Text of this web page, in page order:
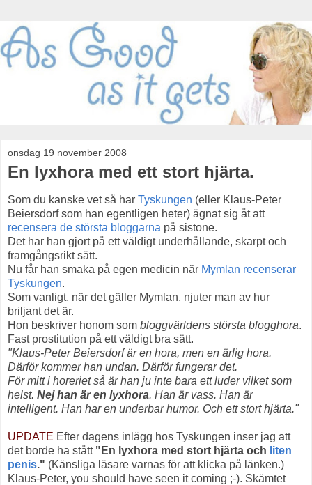
onsdag 19 november 2008
En lyxhora med ett stort hjärta.
Som du kanske vet så har Tyskungen (eller Klaus-Peter
Beiersdorf som han egentligen heter) ägnat sig åt att
recensera de största bloggarna på sistone.
Det har han gjort på ett väldigt underhållande, skarpt och
framgångsrikt sätt.
Nu får han smaka på egen medicin när Mymlan recenserar
Tyskungen.
Som vanligt, när det gäller Mymlan, njuter man av hur
briljant det är.
Hon beskriver honom som bloggvärldens största blogghora.
Fast prostitution på ett väldigt bra sätt.
"Klaus-Peter Beiersdorf är en hora, men en ärlig hora.
Därför kommer han undan. Därför fungerar det.
För mitt i horeriet så är han ju inte bara ett luder vilket som
helst. Nej han är en lyxhora. Han är vass. Han är
intelligent. Han har en underbar humor. Och ett stort hjärta."
UPDATE Efter dagens inlägg hos Tyskungen inser jag att
det borde ha stått "En lyxhora med stort hjärta och liten
penis." (Känsliga läsare varnas för att klicka på länken.)
Klaus-Peter, you should have seen it coming ;-). Skämtet